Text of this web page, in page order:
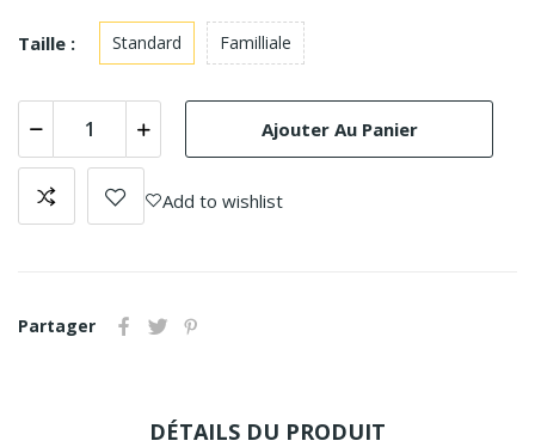
Taille : Standard Familliale
Ajouter Au Panier
Add to wishlist
Partager
DÉTAILS DU PRODUIT